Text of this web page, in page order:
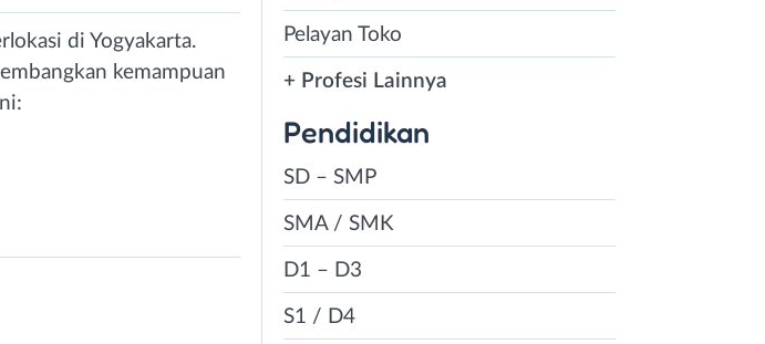
di Yogyakarta.
kemampuan
Pelayan Toko
+ Profesi Lainnya
Pendidikan
SD – SMP
SMA / SMK
D1 – D3
S1 / D4